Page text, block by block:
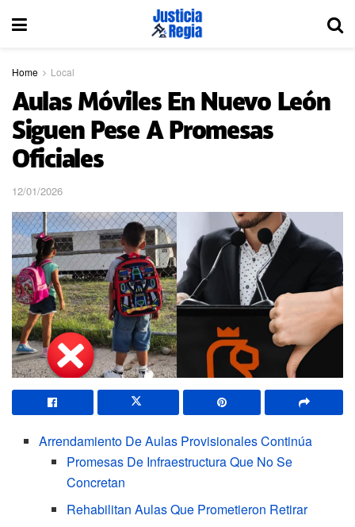
Home Local
Aulas Móviles En Nuevo León
Siguen Pese A Promesas
Oficiales
12/01/2026
Arrendamiento De Aulas Provisionales Continúa
Promesas De Infraestructura Que No Se
Concretan
Rehabilitan Aulas Que Prometieron Retirar